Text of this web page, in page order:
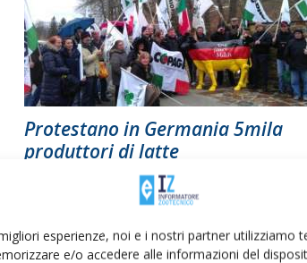
esperienze, noi e i nostri partner utilizziamo
e/o accedere alle informazioni del
Protestano in Germania 5mila
produttori di latte
IZ Informatore Zootecnico 7 Maggio 2013